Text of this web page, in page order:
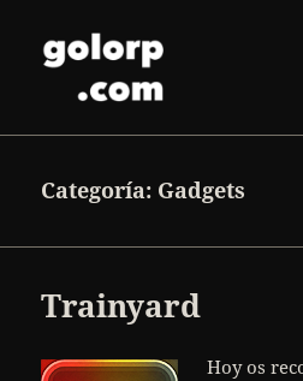
Categoría: Gadgets
Trainyard
Hoy os